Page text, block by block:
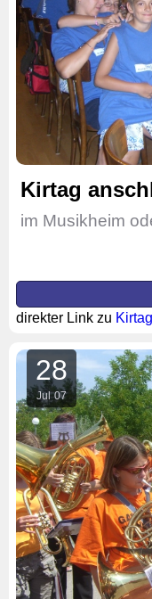
Kirtag
im Musikheim
direkter Link zu
28
Jul 07